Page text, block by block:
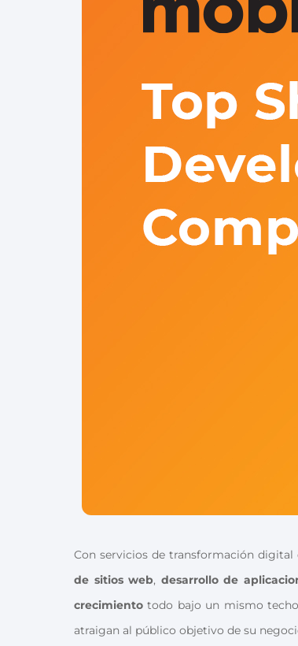
Con servicios de transformación
de sitios web, desarrollo de
crecimiento todo bajo un mismo
atraigan al público objetivo de su